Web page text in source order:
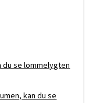
se lommelygten
kan du se